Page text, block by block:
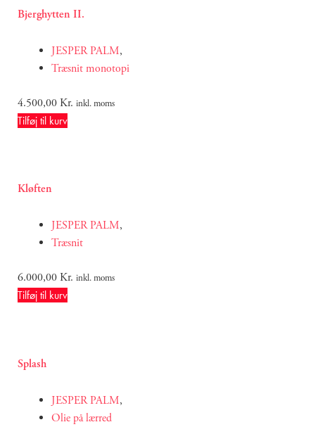
Bjerghytten II.
JESPER PALM,
Træsnit monotopi
4.500,00Kr. inkl. moms
Tilføj til kurv
Kløften
JESPER PALM,
Træsnit
6.000,00Kr. inkl. moms
Tilføj til kurv
Splash
JESPER PALM,
Olie på lærred